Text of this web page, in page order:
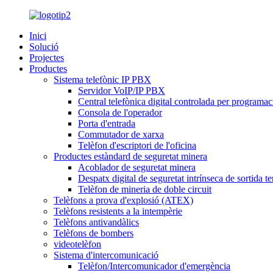
Inici
Solució
Projectes
Productes
Sistema telefònic IP PBX
Servidor VoIP/IP PBX
Central telefònica digital controlada per
Consola de l'operador
Porta d'entrada
Commutador de xarxa
Telèfon d'escriptori de l'oficina
Productes estàndard de seguretat minera
Acoblador de seguretat minera
Despatx digital de seguretat intrínseca de sortida
Telèfon de mineria de doble circuit
Telèfons a prova d'explosió (ATEX)
Telèfons resistents a la intempèrie
Telèfons antivandàlics
Telèfons de bombers
videotelèfon
Sistema d'intercomunicació
Telèfon/Intercomunicador d'emergència